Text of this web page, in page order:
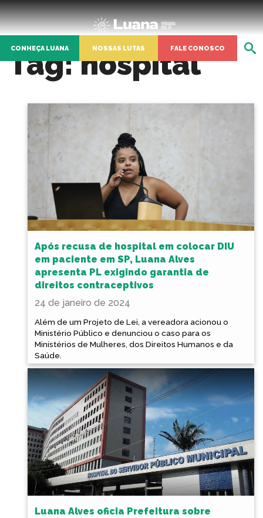
CONHEÇA LUANA NOSSAS LUTAS FALE CONOSCO
Tag:hospital
Após recusa de hospital em colocar DIU
em paciente em SP, Luana Alves
apresenta PL exigindo garantia de
direitos contraceptivos
24 de janeiro de 2024
Além de um Projeto de Lei, a vereadora acionou o
Ministério Público e denunciou o caso para os
Ministérios de Mulheres, dos Direitos Humanos e da
Saúde.
Luana Alves oficia Prefeitura sobre